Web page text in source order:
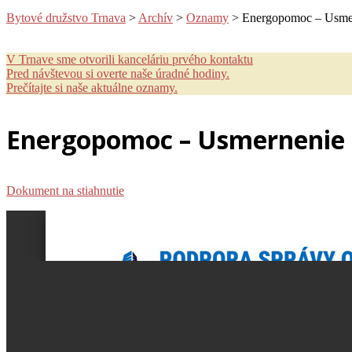
Bytové družstvo Trnava > Archív > Oznamy > Energopomoc –
V Trnave sme otvorili kanceláriu prvého kontaktu
Pred návštevou si overte naše úradné hodiny.
Prečítajte si naše aktuálne oznamy.
Energopomoc – Usmernenie
Dokument na stiahnutie